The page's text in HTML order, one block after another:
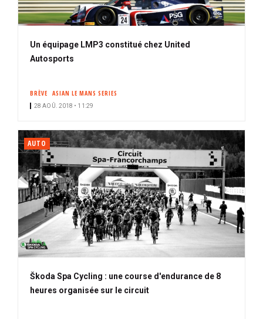
Un équipage LMP3 constitué chez United
Autosports
BRÈVE ASIAN LE MANS SERIES
28 AOÛ. 2018 • 11:29
AUTO
Škoda Spa Cycling : une course d'endurance de 8
heures organisée sur le circuit